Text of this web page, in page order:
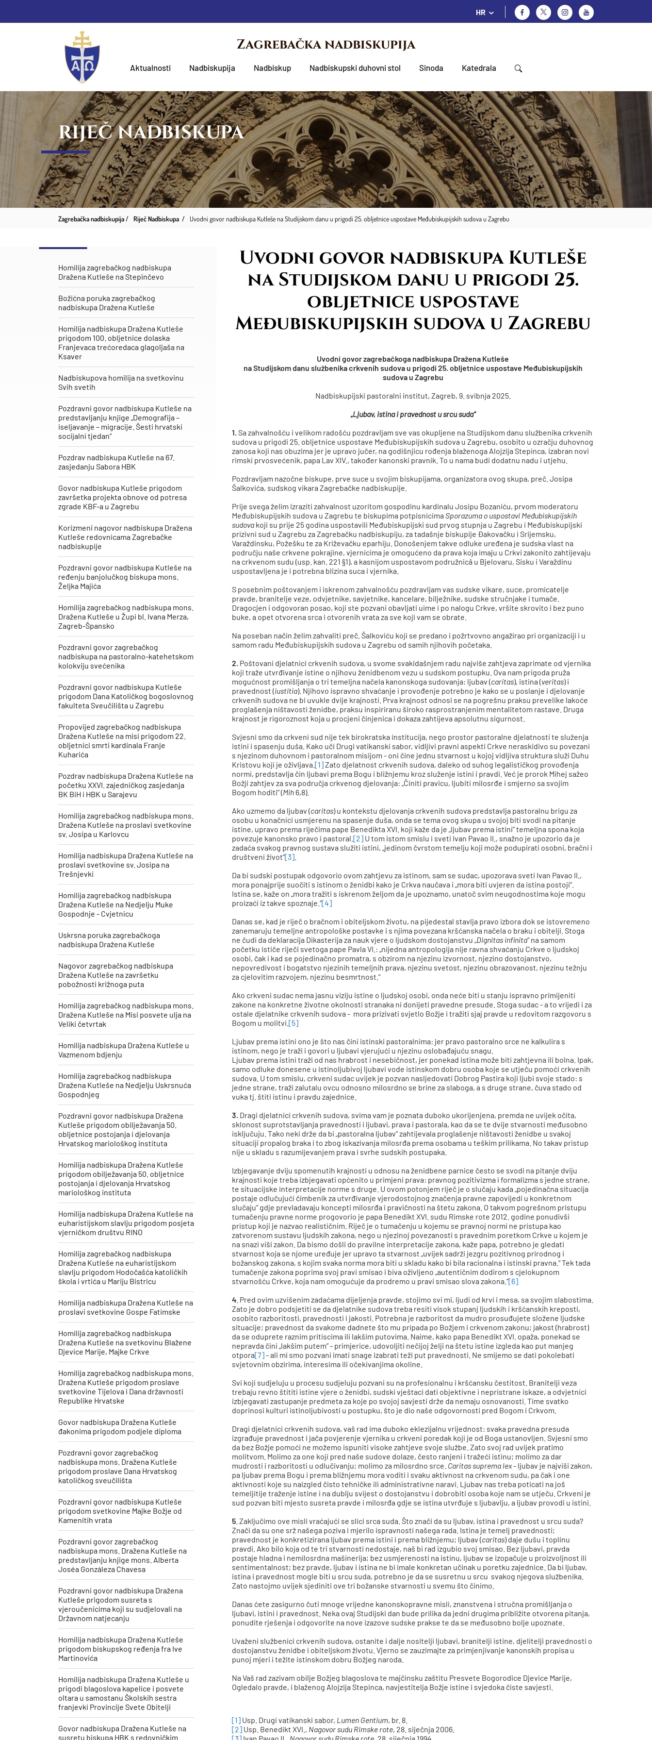
HR
Zagrebačka nadbiskupija
Aktualnosti Nadbiskupija Nadbiskup Nadbiskupski duhovni stol Sinoda Katedrala
RIJEČ NADBISKUPA
Zagrebačka nadbiskupija Riječ Nadbiskupa Uvodni govor nadbiskupa Kutleše na Studijskom danu u prigodi 25. obljetnice uspostave Međubiskupijskih sudova u Zagrebu
Homilija zagrebačkog nadbiskupa
Dražena Kutleše na Stepinčevo
Božićna poruka zagrebačkog
nadbiskupa Dražena Kutleše
Homilija nadbiskupa Dražena Kutleše
prigodom 100. obljetnice dolaska
Franjevaca trećoredaca glagoljaša na
Ksaver
Nadbiskupova homilija na svetkovinu
Svih svetih
Pozdravni govor nadbiskupa Kutleše na
predstavljanju knjige „Demografija –
iseljavanje – migracije. Šesti hrvatski
socijalni tjedan“
Pozdrav nadbiskupa Kutleše na 67.
zasjedanju Sabora HBK
Govor nadbiskupa Kutleše prigodom
završetka projekta obnove od potresa
zgrade KBF-a u Zagrebu
Korizmeni nagovor nadbiskupa Dražena
Kutleše redovnicama Zagrebačke
nadbiskupije
Pozdravni govor nadbiskupa Kutleše na
ređenju banjolučkog biskupa mons.
Željka Majića
Homilija zagrebačkog nadbiskupa mons.
Dražena Kutleše u Župi bl. Ivana Merza,
Zagreb-Špansko
Pozdravni govor zagrebačkog
nadbiskupa na pastoralno-katehetskom
kolokviju svećenika
Pozdravni govor nadbiskupa Kutleše
prigodom Dana Katoličkog bogoslovnog
fakulteta Sveučilišta u Zagrebu
Propovijed zagrebačkog nadbiskupa
Dražena Kutleše na misi prigodom 22.
obljetnici smrti kardinala Franje
Kuharića
​Pozdrav nadbiskupa Dražena Kutleše na
početku XXVI. zajedničkog zasjedanja
BK BiH i HBK u Sarajevu
Homilija zagrebačkog nadbiskupa mons.
Dražena Kutleše na proslavi svetkovine
sv. Josipa u Karlovcu
Homilija nadbiskupa Dražena Kutleše na
proslavi svetkovine sv. Josipa ​na
Trešnjevki
Homilija zagrebačkog nadbiskupa
Dražena Kutleše na Nedjelju Muke
Gospodnje - Cvjetnicu
Uskrsna poruka zagrebačkoga
nadbiskupa Dražena Kutleše
​Nagovor zagrebačkog nadbiskupa
Dražena Kutleše na završetku
pobožnosti križnoga puta
Homilija zagrebačkog nadbiskupa mons.
Dražena Kutleše na Misi posvete ulja na
Veliki četvrtak
Homilija nadbiskupa Dražena Kutleše u
Vazmenom bdjenju
Homilija zagrebačkog nadbiskupa
Dražena Kutleše na Nedjelju Uskrsnuća
Gospodnjeg
Pozdravni govor nadbiskupa Dražena
Kutleše prigodom obilježavanja 50.
obljetnice postojanja i djelovanja
Hrvatskog mariološkog instituta
Homilija nadbiskupa Dražena Kutleše
prigodom obilježavanja 50. obljetnice
postojanja i djelovanja Hrvatskog
mariološkog instituta
Homilija nadbiskupa Dražena Kutleše na
euharistijskom slavlju prigodom posjeta
vjerničkom društvu RINO
Homilija zagrebačkog nadbiskupa
Dražena Kutleše na euharistijskom
slavlju prigodom Hodočašća katoličkih
škola i vrtića u Mariju Bistricu
Homilija nadbiskupa Dražena Kutleše na
proslavi svetkovine Gospe Fatimske
Homilija zagrebačkog nadbiskupa
Dražena Kutleše na svetkovinu Blažene
Djevice Marije, Majke Crkve
Homilija zagrebačkog nadbiskupa mons.
Dražena Kutleše prigodom proslave
svetkovine Tijelova i Dana državnosti
Republike Hrvatske
Govor nadbiskupa Dražena Kutleše
đakonima prigodom podjele diploma
Pozdravni govor zagrebačkog
nadbiskupa mons. Dražena Kutleše
prigodom proslave Dana Hrvatskog
katoličkog sveučilišta
Pozdravni govor nadbiskupa Kutleše
prigodom svetkovine Majke Božje od
Kamenitih vrata
Pozdravni govor zagrebačkog
nadbiskupa mons. Dražena Kutleše na
predstavljanju knjige mons. Alberta
Joséa Gonzáleza Chavesa
Pozdravni govor nadbiskupa Dražena
Kutleše prigodom susreta s
vjeroučenicima koji su sudjelovali na
Državnom natjecanju
Homilija nadbiskupa Dražena Kutleše
prigodom biskupskog ređenja fra Ive
Martinovića
Homilija nadbiskupa Dražena Kutleše u
prigodi blagoslova kapelice i posvete
oltara u samostanu Školskih sestra
franjevki Provincije Svete Obitelji
Govor nadbiskupa Dražena Kutleše na
susretu biskupa HBK s redovničkim
Uvodni govor nadbiskupa Kutleše
na Studijskom danu u prigodi 25.
obljetnice uspostave
Međubiskupijskih sudova u Zagrebu
Uvodni govor zagrebačkoga nadbiskupa Dražena Kutleše
na Studijskom danu službenika crkvenih sudova u prigodi 25. obljetnice uspostave Međubiskupijskih
sudova u Zagrebu
Nadbiskupijski pastoralni institut, Zagreb, 9. svibnja 2025.
„Ljubav, istina i pravednost u srcu suda“
1.Sa zahvalnošću i velikom radošću pozdravljam sve vas okupljene na Studijskom danu službenika crkvenih
sudova u prigodi 25. obljetnice uspostave Međubiskupijskih sudova u Zagrebu, osobito u ozračju duhovnog
zanosa koji nas obuzima jer je upravo jučer, na godišnjicu rođenja blaženoga Alojzija Stepinca, izabran novi
rimski prvosvećenik, papa Lav XIV., također kanonski pravnik. To u nama budi dodatnu nadu i utjehu.
Pozdravljam nazočne biskupe, prve suce u svojim biskupijama, organizatora ovog skupa, preč. Josipa
Šalkovića, sudskog vikara Zagrebačke nadbiskupije.
Prije svega želim izraziti zahvalnost uzoritom gospodinu kardinalu Josipu Bozaniću, prvom moderatoru
Međubiskupijskih sudova u Zagrebu te biskupima potpisnicimaSporazuma o uspostavi Međubiskupijskih
sudova koji su prije 25 godina uspostavili Međubiskupijski sud prvog stupnja u Zagrebu i Međubiskupijski
prizivni sud u Zagrebu za Zagrebačku nadbiskupiju, za tadašnje biskupije Đakovačku i Srijemsku,
Varaždinsku, Požešku te za Križevačku eparhiju. Donošenjem takve odluke uređena je sudska vlast na
području naše crkvene pokrajine, vjernicima je omogućeno da prava koja imaju u Crkvi zakonito zahtijevaju
na crkvenom sudu (usp. kan. 221 §1), a kasnijom uspostavom podružnicâ u Bjelovaru, Sisku i Varaždinu
uspostavljena je i potrebna blizina suca i vjernika.
S posebnim poštovanjem i iskrenom zahvalnošću pozdravljam vas sudske vikare, suce, promicatelje
pravde, branitelje veze, odvjetnike, savjetnike, kancelare, bilježnike, sudske stručnjake i tumače.
Dragocjen i odgovoran posao, koji ste pozvani obavljati uime i po nalogu Crkve, vršite skrovito i bez puno
buke, a opet otvorena srca i otvorenih vrata za sve koji vam se obrate.
Na poseban način želim zahvaliti preč. Šalkoviću koji se predano i požrtvovno angažirao pri organizaciji i u
samom radu Međubiskupijskih sudova u Zagrebu od samih njihovih početaka.
2. Poštovani djelatnici crkvenih sudova, u svome svakidašnjem radu najviše zahtjeva zaprimate od vjernika
koji traže utvrđivanje istine o njihovu ženidbenom vezu u sudskom postupku. Ova nam prigoda pruža
mogućnost promišljanja o tri temeljna načela kanonskoga sudovanja: ljubav (caritas), istina (veritas) i
pravednost (iustitia). Njihovo ispravno shvaćanje i provođenje potrebno je kako se u poslanje i djelovanje
crkvenih sudova ne bi uvukle dvije krajnosti. Prva krajnost odnosi se na pogrešnu praksu prevelike lakoće
proglašenja ništavosti ženidbe, praksu inspiriranu široko rasprostranjenim mentalitetom rastave. Druga
krajnost je rigoroznost koja u procjeni činjenica i dokaza zahtijeva apsolutnu sigurnost.
Svjesni smo da crkveni sud nije tek birokratska institucija, nego prostor pastoralne djelatnosti te služenja
istini i spasenju duša. Kako uči Drugi vatikanski sabor, vidljivi pravni aspekti Crkve neraskidivo su povezani
s njezinom duhovnom i pastoralnom misijom - oni čine jednu stvarnost u kojoj vidljiva struktura služi Duhu
Kristovu koji je oživljava.[1]Zato djelatnost crkvenih sudova, daleko od suhog legalističkog provođenja
normi, predstavlja čin ljubavi prema Bogu i bližnjemu kroz služenje istini i pravdi. Već je prorok Mihej sažeo
Božji zahtjev za sva područja crkvenog djelovanja: „Činiti pravicu, ljubiti milosrđe i smjerno sa svojim
Bogom hoditi” (Mih 6,8).
Ako uzmemo da ljubav (caritas) u kontekstu djelovanja crkvenih sudova predstavlja pastoralnu brigu za
osobu u konačnici usmjerenu na spasenje duša, onda se tema ovog skupa u svojoj biti svodi na pitanje
istine, upravo prema riječima pape Benedikta XVI. koji kaže da je „ljubav prema istini” temeljna spona koja
povezuje kanonsko pravo i pastoral​.[2] U tom istom smislu i sveti Ivan Pavao II., snažno je upozorio da je
zadaća svakog pravnog sustava služiti istini, „jedinom čvrstom temelju koji može podupirati osobni, bračni i
društveni život“[3]
Da bi sudski postupak odgovorio ovom zahtjevu za istinom, sam se sudac, upozorava sveti Ivan Pavao II.,
mora ponajprije suočiti s istinom o ženidbi kako je Crkva naučava i „mora biti uvjeren da istina postoji“.
Istina se, kaže on „mora tražiti s iskrenom željom da je upoznamo, unatoč svim neugodnostima koje mogu
proizaći iz takve spoznaje.“[4]
Danas se, kad je riječ o bračnom i obiteljskom životu, na pijedestal stavlja pravo izbora dok se istovremeno
zanemaruju temeljne antropološke postavke i s njima povezana kršćanska načela o braku i obitelji. Stoga
ne čudi da deklaracija Dikasterija za nauk vjere o ljudskom dostojanstvu „Dignitas infinita“ na samom
početku ističe riječi svetoga pape Pavla VI.: „nijedna antropologija nije ravna shvaćanju Crkve o ljudskoj
osobi, čak i kad se pojedinačno promatra, s obzirom na njezinu izvornost, njezino dostojanstvo,
nepovredivost i bogatstvo njezinih temeljnih prava, njezinu svetost, njezinu obrazovanost, njezinu težnju
za cjelovitim razvojem, njezinu besmrtnost.“
Ako crkveni sudac nema jasnu viziju istine o ljudskoj osobi, onda neće biti u stanju ispravno primijeniti
zakone na konkretne životne okolnosti stranaka ni donijeti pravedne presude. Stoga sudac - a to vrijedi i za
ostale djelatnike crkvenih sudova - mora prizivati svjetlo Božje i tražiti sjaj pravde u redovitom razgovoru s
Bogom u molitvi.[5]
Ljubav prema istini ono je što nas čini istinski pastoralnima: jer pravo pastoralno srce ne kalkulira s
istinom, nego je traži i govori u ljubavi vjerujući u njezinu oslobađajuću snagu.
Ljubav prema istini traži od nas hrabrost i nesebičnost, jer ponekad istina može biti zahtjevna ili bolna. Ipak,
samo odluke donesene u istinoljubivoj ljubavi vode istinskom dobru osoba koje se utječu pomoći crkvenih
sudova. U tom smislu, crkveni sudac uvijek je pozvan nasljedovati Dobrog Pastira koji ljubi svoje stado: s
jedne strane, traži zalutalu ovcu odnosno milosrdno se brine za slaboga, a s druge strane, čuva stado od
vuka tj. štiti istinu i pravdu zajednice.
3. Dragi djelatnici crkvenih sudova, svima vam je poznata duboko ukorijenjena, premda ne uvijek očita,
sklonost suprotstavljanja pravednosti i ljubavi, prava i pastorala, kao da se te dvije stvarnosti međusobno
isključuju. Tako neki drže da bi „pastoralna ljubav“ zahtijevala proglašenje ništavosti ženidbe u svakoj
situaciji propalog braka i to zbog iskazivanja milosrđa prema osobama u teškim prilikama. No takav pristup
nije u skladu s razumijevanjem prava i svrhe sudskih postupaka.
Izbjegavanje dviju spomenutih krajnosti u odnosu na ženidbene parnice često se svodi na pitanje dviju
krajnosti koje treba izbjegavati općenito u primjeni prava: pravnog pozitivizma i formalizma s jedne strane,
te situacijske interpretacije norme s druge. U ovom potonjem riječ je o slučaju kada „pojedinačna situacija
postaje odlučujući čimbenik za utvrđivanje vjerodostojnog značenja pravne zapovijedi u konkretnom
slučaju“ gdje prevladavaju koncepti milosrđa i pravičnosti na štetu zakona. O takvom pogrešnom pristupu
tumačenju pravne norme progovorio je papa Benedikt XVI. sudu Rimske rote 2012. godine ponudivši
pristup koji je nazvao realističnim. Riječ je o tumačenju u kojemu se pravnoj normi ne pristupa kao
zatvorenom sustavu ljudskih zakona, nego u njezinoj povezanosti s pravednim poretkom Crkve u kojem je
na snazi viši zakon. Da bismo došli do pravilne interpretacije zakona, kaže papa, potrebno je gledati
stvarnost koja se njome uređuje jer upravo ta stvarnost „uvijek sadrži jezgru pozitivnog prirodnog i
božanskog zakona, s kojim svaka norma mora biti u skladu kako bi bila racionalna i istinski pravna.“ Tek tada
tumačenje zakona poprima svoj pravi smisao i biva oživljeno „autentičnim dodirom s cjelokupnom
stvarnošću Crkve, koja nam omogućuje da prodremo u pravi smisao slova zakona.“[6]
4 . Pred ovim uzvišenim zadaćama dijeljenja pravde, stojimo svi mi, ljudi od krvi i mesa, sa svojim slabostima.
Zato je dobro podsjetiti se da djelatnike sudova treba resiti visok stupanj ljudskih i kršćanskih kreposti,
osobito razboritosti, pravednosti i jakosti. Potrebna je razboritost da mudro prosuđujete složene ljudske
situacije; pravednost da svakome dadnete što mu pripada po Božjem i crkvenom zakonu; jakost (hrabrost)
da se oduprete raznim pritiscima ili lakšim putovima. Naime, kako papa Benedikt XVI. opaža, ponekad se
nepravda čini „lakšim putem” - primjerice, udovoljiti nečijoj želji na štetu istine izgleda kao put manjeg
otpora[7]- ali mi smo pozvani imati snage izabrati teži put pravednosti. Ne smijemo se dati pokolebati
svjetovnim obzirima, interesima ili očekivanjima okoline.
Svi koji sudjeluju u procesu sudjeluju pozvani su na profesionalnu i kršćansku čestitost. Branitelji veza
trebaju revno štititi istine vjere o ženidbi, sudski vještaci dati objektivne i nepristrane iskaze, a odvjetnici
izbjegavati zastupanje predmeta za koje po svojoj savjesti drže da nemaju osnovanosti. Time svatko
doprinosi kulturi istinoljubivosti u postupku, što je dio naše odgovornosti pred Bogom i Crkvom.
Dragi djelatnici crkvenih sudova, vaš rad ima duboko eklezijalnu vrijednost: svaka pravedna presuda
izgrađuje pravednost i jača povjerenje vjernika u crkveni poredak koji je od Boga ustanovljen. Svjesni smo
da bez Božje pomoći ne možemo ispuniti visoke zahtjeve svoje službe. Zato svoj rad uvijek pratimo
molitvom. Molimo za one koji pred naše sudove dolaze, često ranjeni i tražeći istinu; molimo za dar
mudrosti i razboritosti u odlučivanju; molimo za milosrdno srce. Caritas suprema lex- ljubav je najviši zakon,
pa ljubav prema Bogu i prema bližnjemu mora voditi i svaku aktivnost na crkvenom sudu, pa čak i one
aktivnosti koje su naizgled čisto tehničke ili administrativne naravi. Ljubav nas treba poticati na još
temeljitije traženje istine i na dublju svijest o dostojanstvu i dobrobiti osoba koje nam se utječu. Crkveni je
sud pozvan biti mjesto susreta pravde i milosrđa gdje se istina utvrđuje s ljubavlju, a ljubav provodi u istini.
5 . Zaključimo ove misli vraćajući se slici srca suda. Što znači da su ljubav, istina i pravednost u srcu suda?
Znači da su one srž našega poziva i mjerilo ispravnosti našega rada. Istina je temelj pravednosti;
pravednost je konkretizirana ljubav prema istini i prema bližnjemu; ljubav (caritas) daje dušu i toplinu
pravdi. Ako bilo koja od te tri stvarnosti nedostaje, naš bi rad izgubio svoj smisao. Bez ljubavi, pravda
postaje hladna i nemilosrdna mašinerija; bez usmjerenosti na istinu, ljubav se izopačuje u proizvoljnost ili
sentimentalnost; bez pravde, ljubav i istina ne bi imale konkretan učinak u poretku zajednice. Da bi ljubav,
istina i pravednost mogle biti u srcu suda, potrebno je da se susretnu u srcu svakog njegova službenika.
Zato nastojmo uvijek sjediniti ove tri božanske stvarnosti u svemu što činimo.
Danas ćete zasigurno čuti mnoge vrijedne kanonskopravne misli, znanstvena i stručna promišljanja o
ljubavi, istini i pravednost. Neka ovaj Studijski dan bude prilika da jedni drugima približite otvorena pitanja,
ponudite rješenja i odgovorite na nove izazove sudske prakse te da se međusobno bolje upoznate.
Uvaženi službenici crkvenih sudova, ostanite i dalje nositelji ljubavi, branitelji istine, djelitelji pravednosti o
dostojanstvu ženidbe i obiteljskom životu. Vjerno se zauzimajte za primjenjivanje kanonskih propisa u
punoj mjeri i težite istinskom dobru Božjeg naroda.
Na Vaš rad zazivam obilje Božjeg blagoslova te majčinsku zaštitu Presvete Bogorodice Djevice Marije,
Ogledalo pravde, i blaženog Alojzija Stepinca, navjestitelja Božje istine i svjedoka čiste savjesti.
[1] Usp. Drugi vatikanski sabor, Lumen Gentium, br. 8.
[2] Usp. Benedikt XVI. , Nagovor sudu Rimske rote, 28. siječnja 2006.